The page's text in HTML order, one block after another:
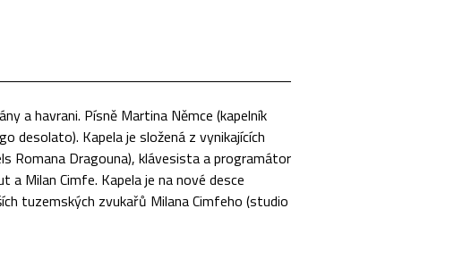
a havrani. Písně Martina Němce (kapelník
desolato). Kapela je složená z vynikajících
Romana Dragouna), klávesista a programátor
a Milan Cimfe. Kapela je na nové desce
tuzemských zvukařů Milana Cimfeho (studio